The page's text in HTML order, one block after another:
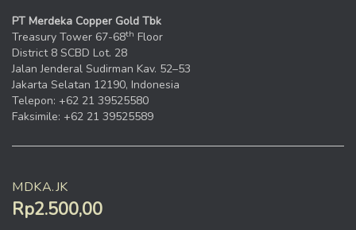
PT Merdeka Copper Gold Tbk
Treasury Tower 67-68th Floor
District 8 SCBD Lot. 28
Jalan Jenderal Sudirman Kav. 52–53
Jakarta Selatan 12190, Indonesia
Telepon: +62 21 39525580
Faksimile: +62 21 39525589
MDKA.JK
Rp2.500,00